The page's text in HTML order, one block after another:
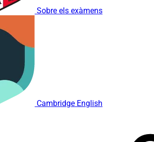
Sobre els exàmens
Cambridge English